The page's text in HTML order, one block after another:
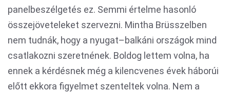
panelbeszélgetés ez. Semmi értelme hasonló
összejöveteleket szervezni. Mintha Brüsszelben
nem tudnák, hogy a nyugat–balkáni országok mind
csatlakozni szeretnének. Boldog lettem volna, ha
ennek a kérdésnek még a kilencvenes évek háborúi
előtt ekkora figyelmet szenteltek volna. Nem a